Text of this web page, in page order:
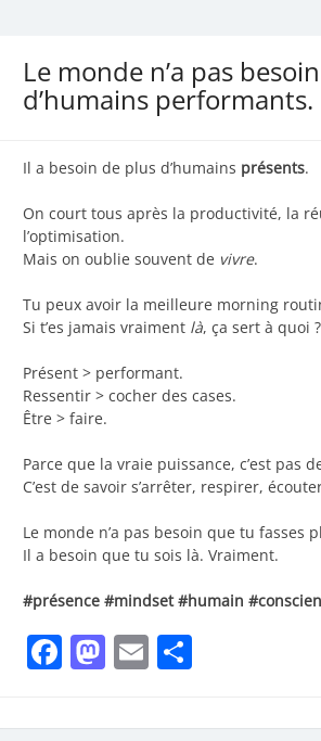
Le monde n’a pas
d’humains performants.
Il a besoin de plus d’humains présents.
On court tous après la productivité, la
l’optimisation.
Mais on oublie souvent de vivre.
Tu peux avoir la meilleure morning
Si t’es jamais vraiment là, ça sert à quoi ?
Présent > performant.
Ressentir > cocher des cases.
Être > faire.
Parce que la vraie puissance, c’est pas
C’est de savoir s’arrêter, respirer,
Le monde n’a pas besoin que tu fasses
Il a besoin que tu sois là. Vraiment.
#présence #mindset #humain
Facebook
Mastodon
Email